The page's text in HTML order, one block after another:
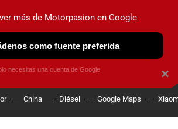
ELÉCTRICOS OBSERVATORIO
China Diésel Google Maps
×
más de Motorpasion en Google
como fuente preferida
necesitas una cuenta de Google